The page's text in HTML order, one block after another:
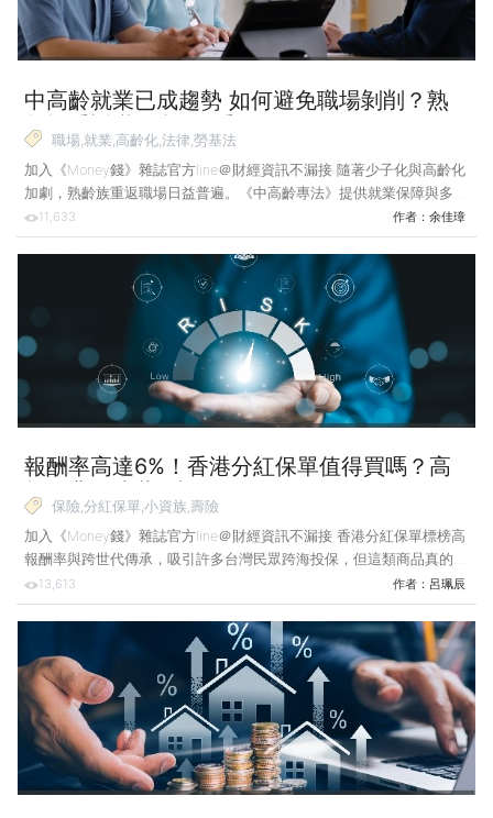
中高齡就業已成趨勢 如何避免職場剝削？熟
齡族重返職場必知5重點！
職場,就業,高齡化,法律,勞基法
加入《Money錢》雜誌官方line＠財經資訊不漏接 隨著少子化與高齡化
加劇，熟齡族重返職場日益普遍。《中高齡專法》提供就業保障與多項
補助，但勞雇雙方仍需了解契約差異，以免權益受損或誤觸法規。 因
應人口結構高齡少子化，及工作年齡人口逐年遞減趨勢，勞動部於
2020年12月4日推動《中高齡者及高齡者就業促進法》（下稱《中高齡
專法》），以促進中高齡者及高齡者就業及穩定在職場工作、鼓勵繼續
僱用已達退休條件者，以及運用職務再設計及各項就促工具，強化中高
齡者及高齡者就業。而中高齡就業者及退休後再就業者，更應留意與自
己相關的勞動權益。 針對《中高齡專法》的規定，建業
11,633 作者： 余佳璋
報酬率高達6%！香港分紅保單值得買嗎？高
報酬背後暗藏6大風險
保險,分紅保單,小資族,壽險
加入《Money錢》雜誌官方line＠財經資訊不漏接 香港分紅保單標榜高
報酬率與跨世代傳承，吸引許多台灣民眾跨海投保，但這類商品真的適
合所有人嗎？本文將拆解其優勢與風險，協助你正確評估需求，做出更
明智的選擇。 近期香港分紅保單再度掀起熱議，不少民眾甚至專程
赴港簽約，導致保險公司門口大排長龍。為何這類保單能如此受歡迎？
主要有2大原因：一是長期報酬率高於台灣分紅保單，二是具備跨世代
的財富傳承功能。但這類商品真的值得台灣人去購買嗎？ 先來了解為
什麼它有比較高的報酬率。香港分紅保單號稱長期內部報酬率（IRR）
可達5%～6%，遠高於台灣分紅保單的2%
13,613 作者： 呂珮辰